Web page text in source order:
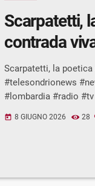
Scarpatetti,
contrada
Scarpatetti, la
#telesondrionews
#lombardia #radio #tv
today 8 GIUGNO 2026 28